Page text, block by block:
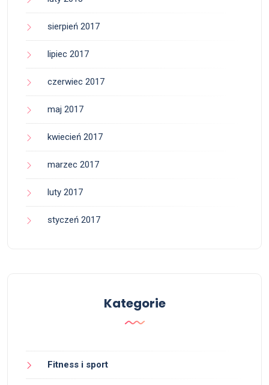
sierpień 2017
lipiec 2017
czerwiec 2017
maj 2017
kwiecień 2017
marzec 2017
luty 2017
styczeń 2017
Kategorie
Fitness i sport